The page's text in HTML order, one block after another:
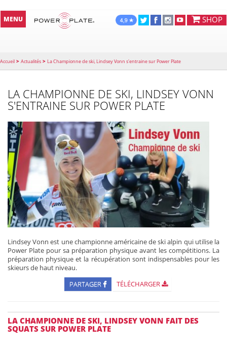
SHOP
MENU
Accueil > Actualités > La Championne de ski, Lindsey Vonn s'entraine sur Power Plate
LA CHAMPIONNE DE SKI, LINDSEY VONN
S'ENTRAINE SUR POWER PLATE
Lindsey Vonn est une championne américaine de ski alpin qui utilise la
Power Plate pour sa préparation physique avant les compétitions. La
préparation physique et la récupération sont indispensables pour les
skieurs de haut niveau.
PARTAGER
TÉLÉCHARGER
LA CHAMPIONNE DE SKI, LINDSEY VONN FAIT DES
SQUATS SUR POWER PLATE